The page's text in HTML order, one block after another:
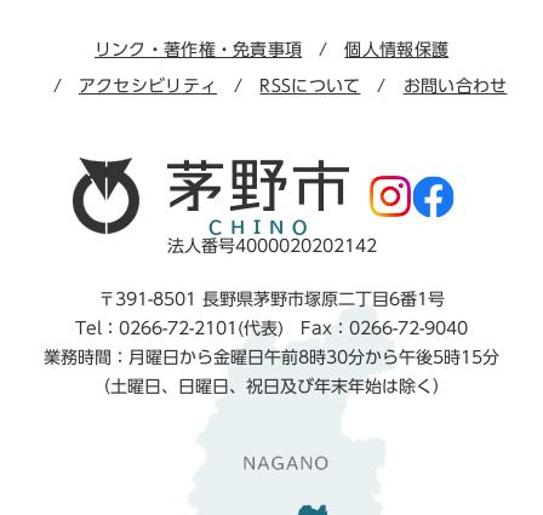
リンク・著作権・免責事項 個人情報保護
アクセシビリティ RSSについて お問い合わせ
法人番号4000020202142
〒391-8501 長野県茅野市塚原二丁目6番1号
Tel：0266-72-2101(代表) Fax：0266-72-9040
業務時間：月曜日から金曜日午前8時30分から午後5時15分
（土曜日、日曜日、祝日及び年末年始は除く）